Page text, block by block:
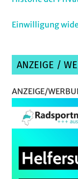
Einwilligung
ANZEIGE /
ANZEIGE/